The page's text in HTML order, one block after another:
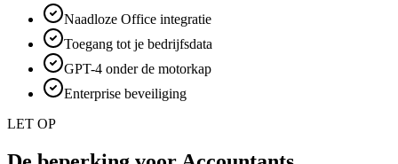
Naadloze Office integratie
Toegang tot je bedrijfsdata
GPT-4 onder de motorkap
Enterprise beveiliging
LET OP